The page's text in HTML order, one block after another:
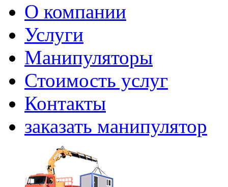
О компании
Услуги
Манипуляторы
Стоимость услуг
Контакты
заказать манипулятор